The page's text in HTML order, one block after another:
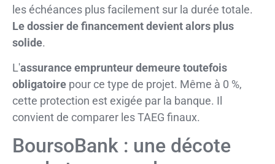
les échéances plus facilement sur la durée totale.
Le dossier de financement devient alors plus
solide.
L'assurance emprunteur demeure toutefois
obligatoire pour ce type de projet. Même à 0 %,
cette protection est exigée par la banque. Il
convient de comparer les TAEG finaux.
BoursoBank : une décote